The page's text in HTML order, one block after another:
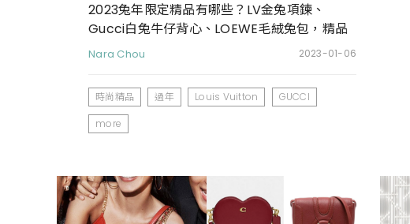
2023兔年限定精品有哪些？LV金兔項鍊、
Gucci白兔牛仔背心、LOEWE毛絨兔包，精品
大牌也抵擋不了兔兔的可愛魅力
Nara Chou 2023-01-06
時尚精品 過年 Louis Vuitton
GUCCI
more